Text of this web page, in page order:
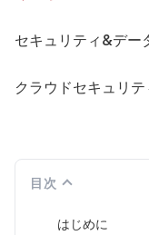
セキュリティ&デー
クラウドセキュリ
目次
はじめに